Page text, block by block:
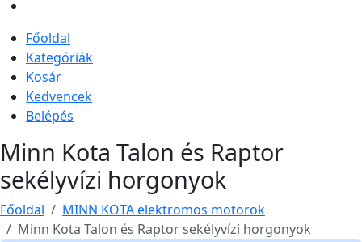
Főoldal
Kategóriák
Kosár
Kedvencek
Belépés
Minn Kota Talon és Raptor
sekélyvízi horgonyok
Főoldal
MINN KOTA elektromos motorok
Minn Kota Talon és Raptor sekélyvízi horgonyok